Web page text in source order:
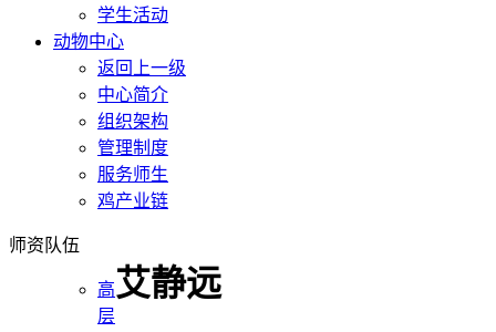
学生活动
动物中心
返回上一级
中心简介
组织架构
管理制度
服务师生
鸡产业链
师资队伍
高
层
艾静远